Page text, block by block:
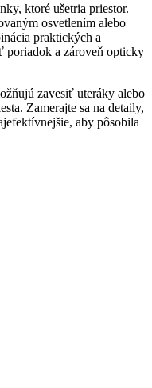
ktoré ušetria priestor.
osvetlením alebo
praktických a
a zároveň opticky
zavesiť uteráky alebo
Zamerajte sa na detaily,
aby pôsobila